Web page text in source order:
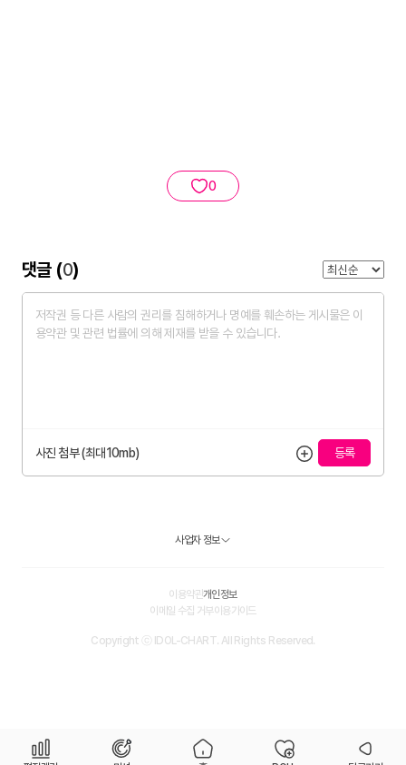
0
댓글 (0)
사진 첨부 (최대10mb)
사업자 정보
이용약관개인정보
이메일 수집 거부이용가이드
Copyright ⓒ IDOL-CHART. All Rights Reserved.